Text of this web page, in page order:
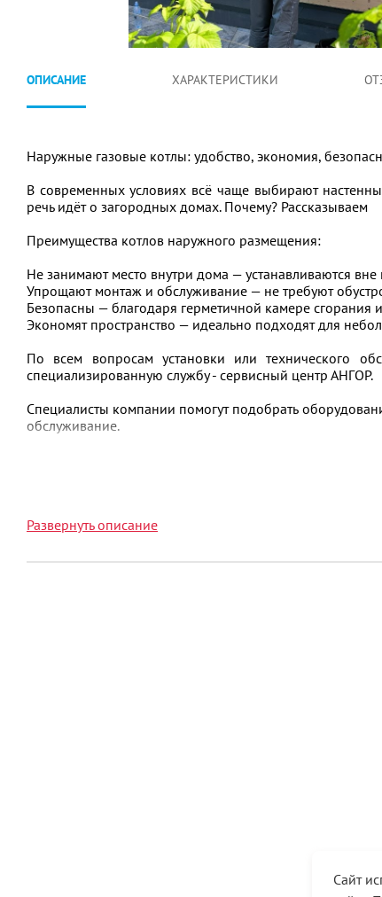
ОПИСАНИЕ ХАРАКТЕРИСТИКИ
Наружные газовые котлы: удобство, экономия,
В современных условиях всё чаще выбирают
речь идёт о загородных домах. Почему? Рассказываем
Преимущества котлов наружного размещения:
Не занимают место внутри дома — устанавливаются
Упрощают монтаж и обслуживание — не требуют
Безопасны — благодаря герметичной камере сгорания
Экономят пространство — идеально подходят для
По всем вопросам установки или технического
специализированную службу - сервисный центр АНГОР.
Специалисты компании помогут подобрать
обслуживание.
Развернуть описание
Сайт